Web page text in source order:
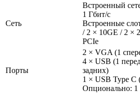
Сеть
Встроенный
1 Гбит/с
Встроенные
/ 2 × 10GE / 2 ×
PCIe
Порты
2 × VGA (1
4 × USB (1
задних)
1 × USB Type C
Опционально: 1